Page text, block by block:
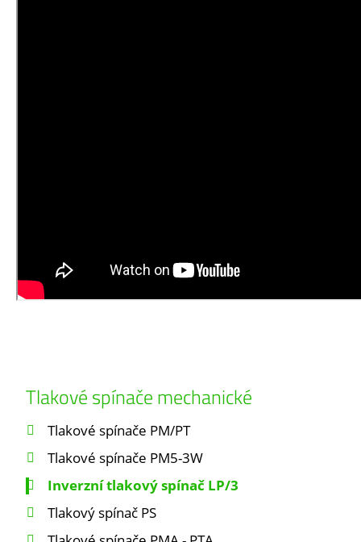
Tlakové spínače mechanické
Tlakové spínače PM/PT
Tlakové spínače PM5-3W
Inverzní tlakový spínač LP/3
Tlakový spínač PS